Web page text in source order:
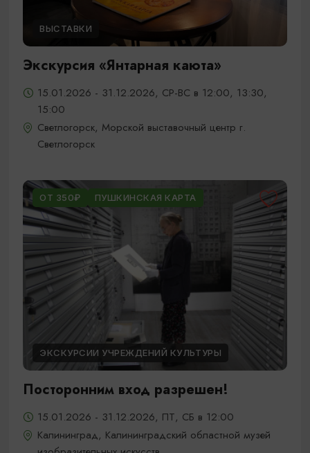
ВЫСТАВКИ
Экскурсия «Янтарная каюта»
15.01.2026 - 31.12.2026, СР-ВС в 12:00, 13:30,
15:00
Светлогорск, Морской выставочный центр г.
Светлогорск
ОТ 350₽ ПУШКИНСКАЯ КАРТА
ЭКСКУРСИИ УЧРЕЖДЕНИЙ КУЛЬТУРЫ
Посторонним вход разрешен!
15.01.2026 - 31.12.2026, ПТ, СБ в 12:00
Калининград, Калининградский областной музей